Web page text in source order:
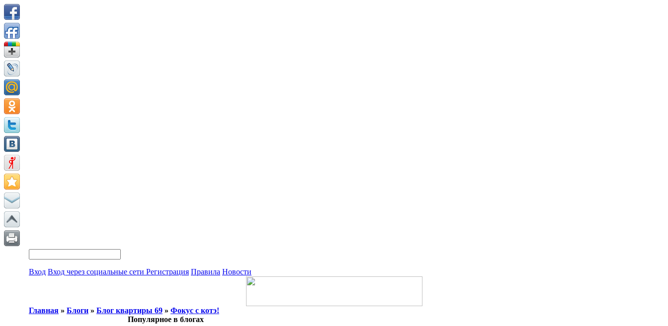
Вход Вход через социальные сети Регистрация Правила Новости
Главная » Блоги » Блог квартиры 69 » Фокус с котэ!
Популярное в блогах